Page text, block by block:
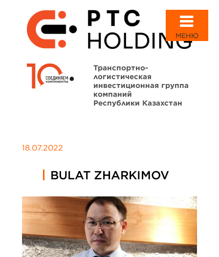
МЕНЮ
Транспортно-
логистическая
инвестиционная группа
компаний
Республики Казахстан
18.07.2022
BULAT ZHARKIMOV